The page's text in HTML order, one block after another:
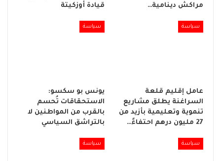
مراكش دينامية…
قيادة أوزكيتة
سياسة
عامل إقليم قلعة
السراغنة يطلق مشاريع
تنموية وتعليمية بأزيد من
27 مليون درهم احتفاءً…
سياسة
يونس بو سكسو:
الاستحقاقات تُحسم
بالقرب من المواطنين لا
بالتراشق السياسي
سياسة سياسة